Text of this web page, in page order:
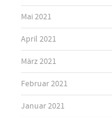
Mai 2021
April 2021
März 2021
Februar 2021
Januar 2021